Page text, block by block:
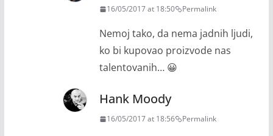
16/05/2017 at 18:50 Permalink
Nemoj tako, da nema jadnih ljudi,
ko bi kupovao proizvode nas
talentovanih… 😀
Hank Moody
16/05/2017 at 18:56 Permalink